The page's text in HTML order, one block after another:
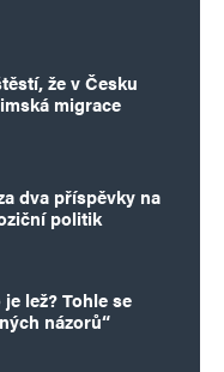
že v Česku
migrace
dva příspěvky na
politik
lež? Tohle se
názorů“